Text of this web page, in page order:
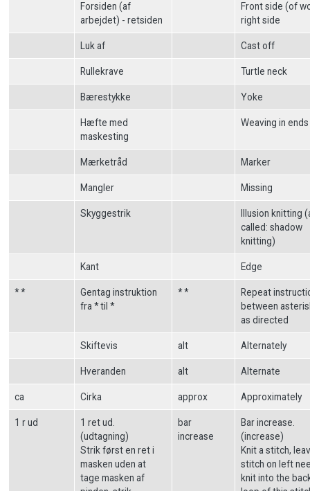
Forsiden (af
arbejdet) - retsiden
Front side (of
right side
Luk af Cast off
Rullekrave Turtle neck
Bærestykke Yoke
Hæfte med
maskesting
Weaving in ends
Mærketråd Marker
Mangler Missing
Skyggestrik
Illusion knitting
called: shadow
knitting)
Kant Edge
* *
Gentag instruktion
fra * til *
* *
Repeat
between
as directed
Skiftevis alt Alternately
Hveranden alt Alternate
ca Cirka approx Approximately
1 r ud
1 ret ud.
(udtagning)
Strik først en ret i
masken uden at
tage masken af
bar
increase
Bar increase.
(increase)
Knit a stitch,
stitch on left
knit into the